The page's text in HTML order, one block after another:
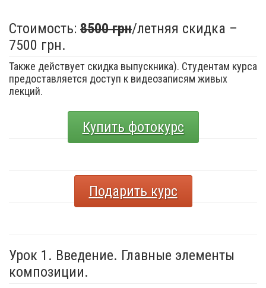
Стоимость: 8500 грн/летняя скидка –
7500 грн.
Также действует скидка выпускника). Студентам курса
предоставляется доступ к видеозаписям живых
лекций.
Купить фотокурс
Подарить курс
Урок 1. Введение. Главные элементы
композиции.